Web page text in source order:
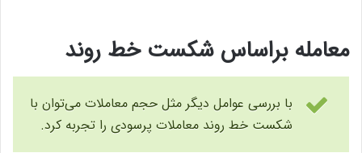
معامله براساس شکست خط روند
با بررسی عوامل دیگر مثل حجم معاملات می‌توان با
شکست خط روند معاملات پرسودی را تجربه کرد.